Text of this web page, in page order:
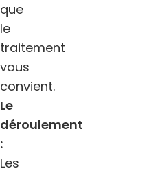
que
le
traitement
vous
convient.
Le
déroulement
:
Les